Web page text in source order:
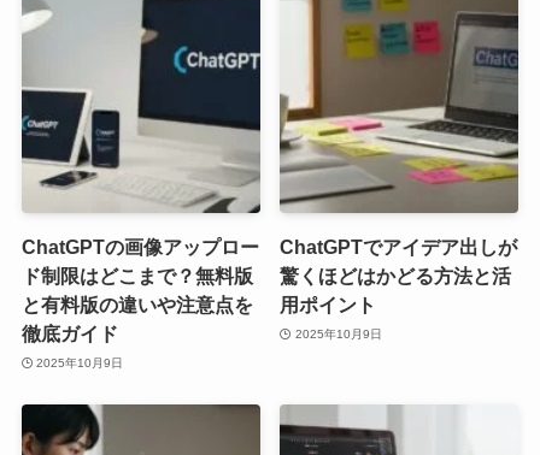
ChatGPTの画像アップロー
ド制限はどこまで？無料版
と有料版の違いや注意点を
徹底ガイド
2025年10月9日
ChatGPTでアイデア出しが
驚くほどはかどる方法と活
用ポイント
2025年10月9日